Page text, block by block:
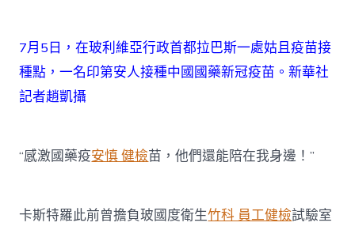
7月5日，在玻利維亞行政首都拉巴斯一處姑且疫苗接
種點，一名印第安人接種中國國藥新冠疫苗。新華社
記者趙凱攝
“感激國藥疫安慎 健檢苗，他們還能陪在我身邊！”
卡斯特羅此前曾擔負玻國度衛生竹科 員工健檢試驗室